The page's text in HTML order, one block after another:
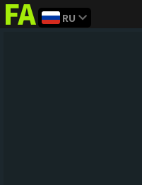
FIFAaddict
RU